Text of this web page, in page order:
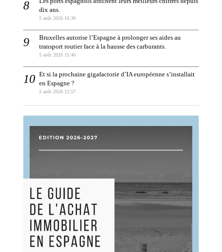
dix ans.
5 août 2026 16:30
Bruxelles autorise l’Espagne à prolonger ses aides au
transport routier face à la hausse des carburants.
5 août 2026 15:46
Et si la prochaine gigafactorie d’IA européenne s’installait
en Espagne ?
5 août 2026 12:57